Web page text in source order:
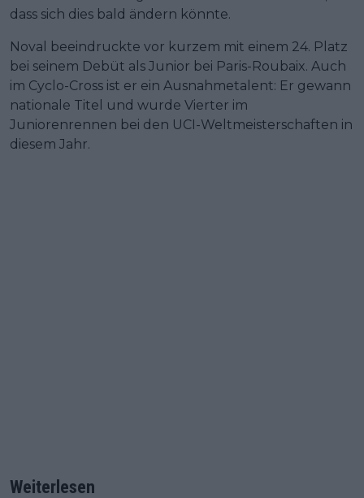
dass sich dies bald ändern könnte.
Noval beeindruckte vor kurzem mit einem 24. Platz
bei seinem Debüt als Junior bei Paris-Roubaix. Auch
im Cyclo-Cross ist er ein Ausnahmetalent: Er gewann
nationale Titel und wurde Vierter im
Juniorenrennen bei den UCI-Weltmeisterschaften in
diesem Jahr.
Weiterlesen